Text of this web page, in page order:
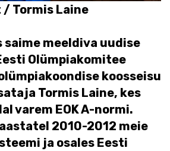
Tormis Laine
saime meeldiva uudise
Olümpiakomitee
koosseisu
Tormis Laine, kes
varem EOK A-normi.
2010-2012 meie
ja osales Eesti